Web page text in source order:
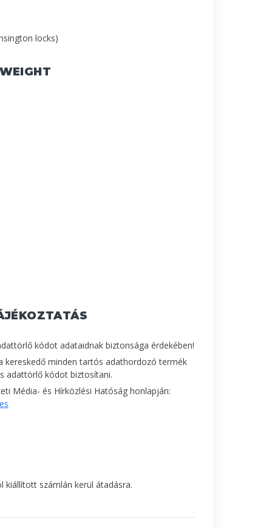
locks)
kódot adataidnak biztonsága érdekében!
kereskedő minden tartós adathordozó termék
adattörlő kódot biztosítani.
Média- és Hírközlési Hatóság honlapján:
kiállított számlán kerül átadásra.